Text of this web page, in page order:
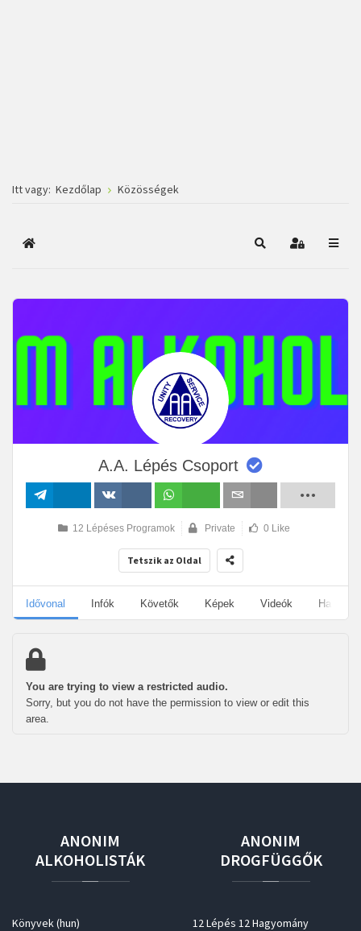
Itt vagy: Kezdőlap Közösségek
Főoldal Keresés
A.A. Lépés Csoport
12 Lépéses Programok Private 0 Like
Tetszik az Oldal
Idővonal Infók Követők Képek Videók
You are trying to view a restricted audio.
Sorry, but you do not have the permission to view or edit this
area.
ANONIM
ALKOHOLISTÁK
Könyvek (hun)
ANONIM
DROGFÜGGŐK
12 Lépés 12 Hagyomány